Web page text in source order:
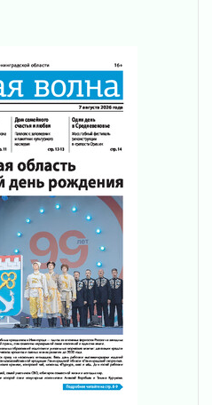
работник
на перекрестках
потребление
только письменное